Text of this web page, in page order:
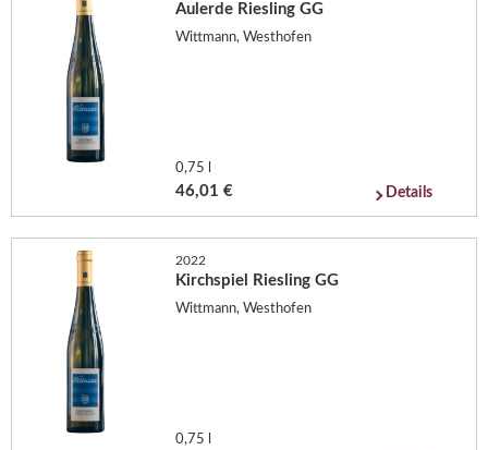
Aulerde Riesling GG
Wittmann, Westhofen
0,75 l
46,01 € Details
2022
Kirchspiel Riesling GG
Wittmann, Westhofen
0,75 l